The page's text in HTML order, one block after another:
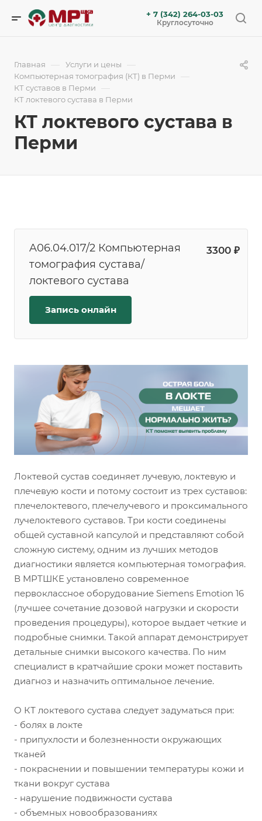
+ 7 (342) 264-03-03
Круглосуточно
Главная — Услуги и цены —
Компьютерная томография (КТ) в Перми —
КТ суставов в Перми —
КТ локтевого сустава в Перми
КТ локтевого сустава в
Перми
A06.04.017/2 Компьютерная
томография сустава/
локтевого сустава
3300 ₽
Запись онлайн
Локтевой сустав соединяет лучевую, локтевую и
плечевую кости и потому состоит из трех суставов:
плечелоктевого, плечелучевого и проксимального
лучелоктевого суставов. Три кости соединены
общей суставной капсулой и представляют собой
сложную систему, одним из лучших методов
диагностики является компьютерная томография.
В МРТШКЕ установлено современное
первоклассное оборудование Siemens Emotion 16
(лучшее сочетание дозовой нагрузки и скорости
проведения процедуры), которое выдает четкие и
подробные снимки. Такой аппарат демонстрирует
детальные снимки высокого качества. По ним
специалист в кратчайшие сроки может поставить
диагноз и назначить оптимальное лечение.
О КТ локтевого сустава следует задуматься при:
- болях в локте
- припухлости и болезненности окружающих
тканей
- покраснении и повышении температуры кожи и
ткани вокруг сустава
- нарушение подвижности сустава
- объемных новообразованиях